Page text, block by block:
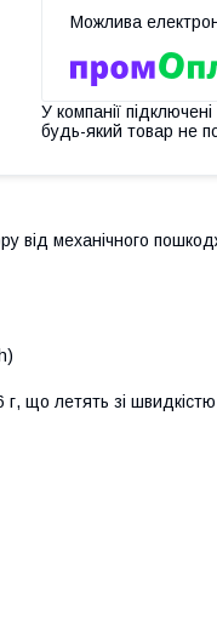
У компанії
будь-який товар не
від механічного
г, що летять зі